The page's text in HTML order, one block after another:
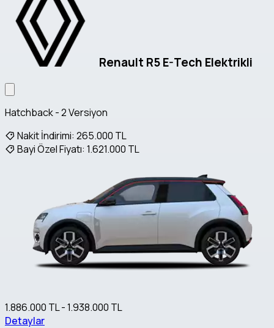
Renault R5 E-Tech Elektrikli
Hatchback - 2 Versiyon
Nakit İndirimi: 265.000 TL
Bayi Özel Fiyatı: 1.621.000 TL
1.886.000 TL - 1.938.000 TL
Detaylar